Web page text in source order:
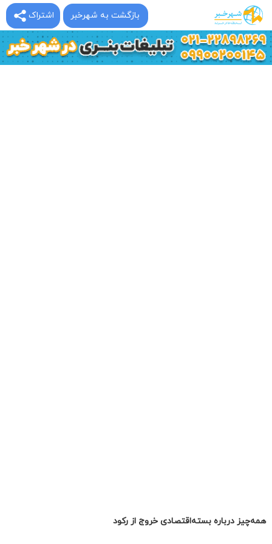
اشتراک بازگشت به شهرخبر
همه‌چیز درباره بسته‌اقتصادی خروج از رکود